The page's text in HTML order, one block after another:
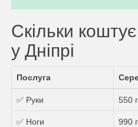
Скільки
у Дніпрі
Послуга
✅ Руки 550
✅ Ноги 990